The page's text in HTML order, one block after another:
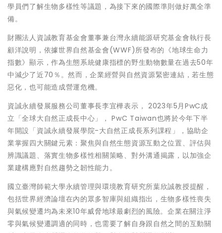
學員們了解生物多樣性等議題，為接下來的國際準則做好萬全準
備。
財團法人資誠教育基金會董事兼台灣永續能源研究基金會執行長
顧洋說明，依據世界自然基金會(WWF)所發布的《地球生命力
指數》顯示，作為生態系統健康指標的野生動物數量在過去50年
中減少了近70％。然而，企業經營與自然資源緊密連結，若生態
惡化，也可能造成營運危機。
資誠永續發展服務公司董事長李宜樺表示， 2023年5月PwC成
立「全球大自然正成長中心」， PwC Taiwan也將於今年下半
年開設「資誠永續發展學院-大自然正成長系列課程」，協助企
業掌握四大關鍵元素：聚焦與自然生態資源互動之位置、評估與
辨識議題、落實生物多樣性相關策略、對外溝通揭露，以加強企
業建構應對自然趨勢之韌性能力。
國立臺灣師範大學永續管理與環境教育研究所葉欣誠教授提醒，
包括世界經濟論壇在內的眾多智庫與組織指出，生物多樣性喪失
與氣候變遷均為未來10年威脅地球最劇烈的風險。企業在關注淨
零與氣候變遷調適的同時，也需要了解自身跟自然之間的互動關